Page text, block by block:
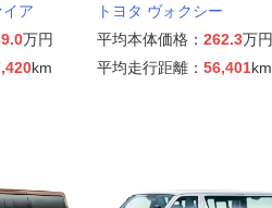
イア
万円
km
トヨタ ヴォクシー
平均本体価格： 262.3万円
平均走行距離： 56,401km